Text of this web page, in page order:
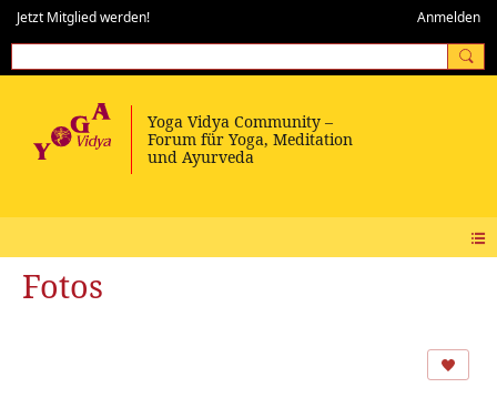
Jetzt Mitglied werden! Anmelden
Fotos